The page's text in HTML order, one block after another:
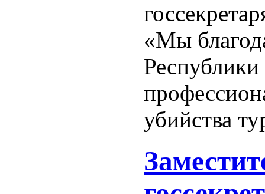
«Мы
убийства